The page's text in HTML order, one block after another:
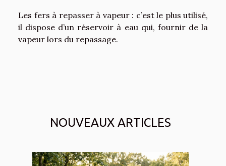
Les fers à repasser à vapeur : c’est le plus utilisé,
il dispose d’un réservoir à eau qui, fournir de la
vapeur lors du repassage.
NOUVEAUX ARTICLES